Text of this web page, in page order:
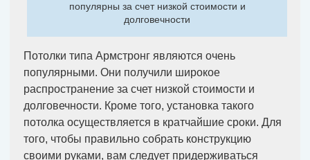
популярны за счет низкой стоимости и
долговечности
Потолки типа Армстронг являются очень
популярными. Они получили широкое
распространение за счет низкой стоимости и
долговечности. Кроме того, установка такого
потолка осуществляется в кратчайшие сроки. Для
того, чтобы правильно собрать конструкцию
своими руками, вам следует придерживаться